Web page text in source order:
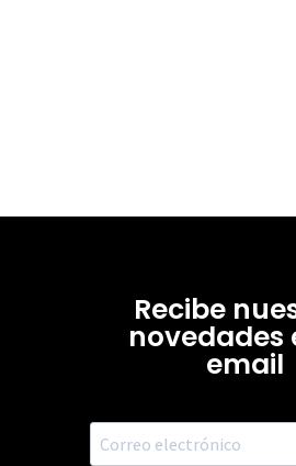
Recibe
novedades
email